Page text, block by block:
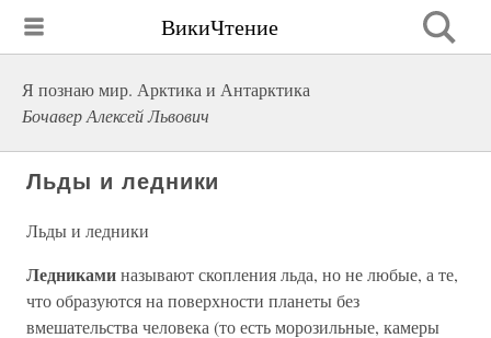
ВикиЧтение
Я познаю мир. Арктика и Антарктика
Бочавер Алексей Львович
Льды и ледники
Льды и ледники
Ледникаминазывают скопления льда, но не любые, а те,
что образуются на поверхности планеты без
вмешательства человека (то есть морозильные, камеры